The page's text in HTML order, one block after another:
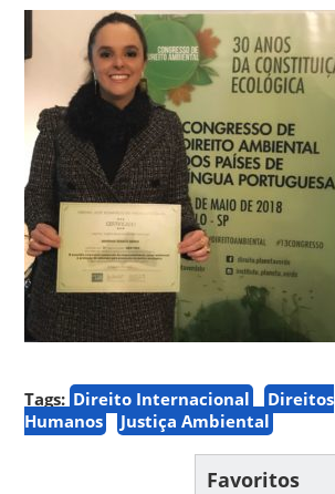
Tags: Direito Internacional
Direitos
Humanos
Justiça Ambiental
Favoritos